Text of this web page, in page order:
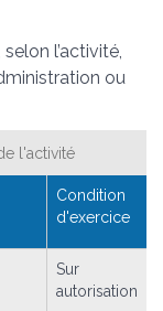
l’activité,
ou
l'activité
Condition
d'exercice
Sur
autorisation